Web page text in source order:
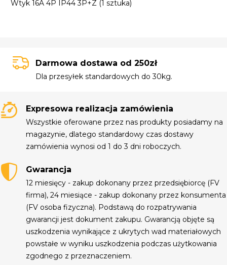
Wtyk 16A 4P IP44 3P+Z (1 sztuka)
Darmowa dostawa od 250zł
Dla przesyłek standardowych do 30kg.
Expresowa realizacja zamówienia
Wszystkie oferowane przez nas produkty posiadamy na
magazynie, dlatego standardowy czas dostawy
zamówienia wynosi od 1 do 3 dni roboczych.
Gwarancja
12 miesięcy - zakup dokonany przez przedsiębiorcę (FV
firma), 24 miesiące - zakup dokonany przez konsumenta
(FV osoba fizyczna). Podstawą do rozpatrywania
gwarancji jest dokument zakupu. Gwarancją objęte są
uszkodzenia wynikające z ukrytych wad materiałowych
powstałe w wyniku uszkodzenia podczas użytkowania
zgodnego z przeznaczeniem.